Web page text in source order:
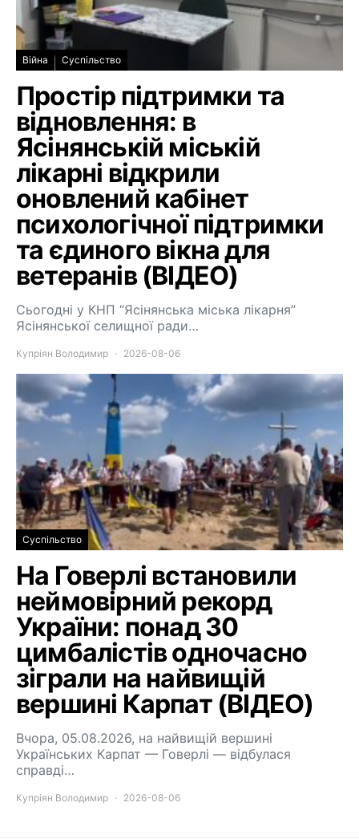
Війна Суспільство
Простір підтримки та
відновлення: в
Ясінянській міській
лікарні відкрили
оновлений кабінет
психологічної підтримки
та єдиного вікна для
ветеранів (ВІДЕО)
Сьогодні у КНП “Ясінянська міська лікарня”
Ясінянської селищної ради…
Купріян Володимир 2026-08-06
Суспільство
На Говерлі встановили
неймовірний рекорд
України: понад 30
цимбалістів одночасно
зіграли на найвищій
вершині Карпат (ВІДЕО)
Вчора, 05.08.2026, на найвищій вершині
Українських Карпат — Говерлі — відбулася
справді…
Купріян Володимир 2026-08-06